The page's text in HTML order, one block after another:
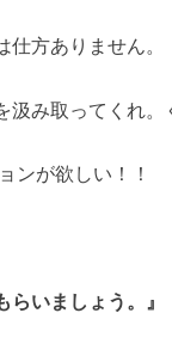
方ありません。
み取ってくれ。
ンが欲しい！！
いましょう。』